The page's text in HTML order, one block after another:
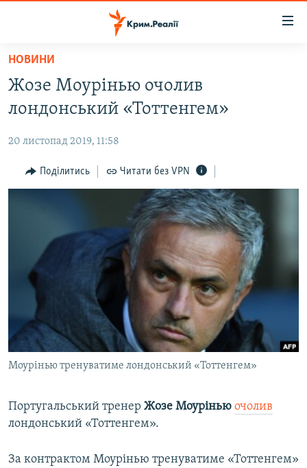
Перейти
основного
матеріалу
до
навігації
Перейти
ПОЛІТИКА
БЛОГИ
ВСЕ ЗА ДЕНЬ
СПЕЦПРОЕКТИ
ВІДЕОУРОКИ «ELIFBE»
СВІДЧЕННЯ ОКУПАЦІЇ
УКРАЇНСЬКА ПРОБЛЕМА КРИМУ
ЯК ОБІЙТИ БЛОКУВАННЯ
Русский
Qırımtatar
Усі сайти RFE/RL
НОВИНИ
Жозе Моурінью очолив
лондонський «Тоттенгем»
20 листопад 2019, 11:58
Поділитись Читати без VPN
Моурінью тренуватиме лондонський «Тоттенгем»
Португальський тренер Жозе Моурінью очолив
лондонський «Тоттенгем».
За контрактом Моурінью тренуватиме «Тоттенгем»